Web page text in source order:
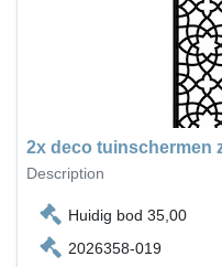
2x deco tuinschermen
Description
Huidig bod 35,00
2026358-019